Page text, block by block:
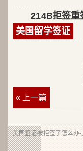
214B拒签重
美国留学签证
« 上一篇
美国签证被拒签了怎么办